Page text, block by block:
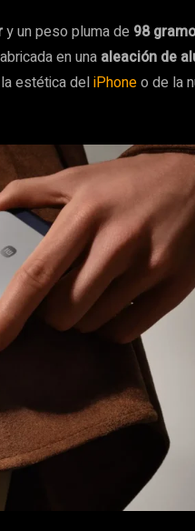
y un peso pluma de 98
en una aleación de
estética deliPhoneo de la